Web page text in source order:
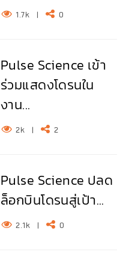
1.7k | 0
Pulse Science เข้า
ร่วมแสดงโดรนใน
งาน...
2k | 2
Pulse Science ปลด
ล็อกบินโดรนสู่เป้า...
2.1k | 0